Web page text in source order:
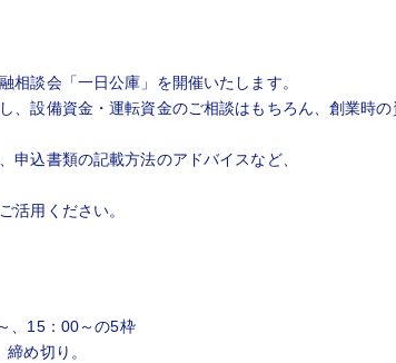
談会「一日公庫」を開催いたします。
設備資金・運転資金のご相談はもちろん、創業時の
込書類の記載方法のアドバイスなど、
活用ください。
15：00～の5枠
切り。